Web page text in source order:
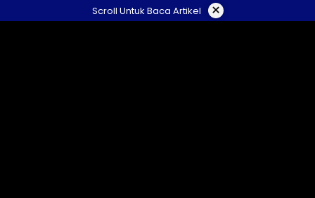
to
Scroll Untuk Baca Artikel ×